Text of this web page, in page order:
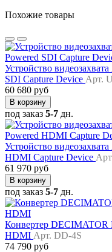
Похожие товары
Устройство
SDI Capture Device Арт.
60 680 руб
В корзину
под заказ 5-7 дн.
Устройство
HDMI Capture Device
61 970 руб
В корзину
под заказ 5-7 дн.
Конвертер
HDMI Арт. DD-4S
74 790 руб